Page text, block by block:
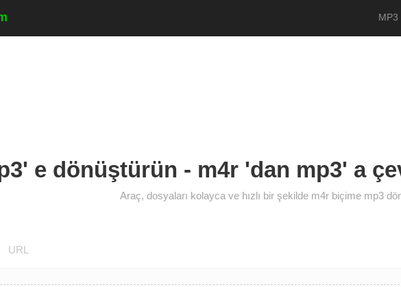
MP3
e dönüştürün - m4r 'dan mp3' a
Araç, dosyaları kolayca ve hızlı bir şekilde m4r biçime mp3
URL